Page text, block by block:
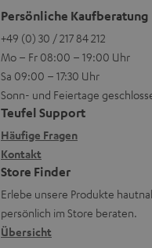
l
a
d
e
n
e
n
z
u
r
G
a
r
a
n
g
e
r
ä
t
e
R
ü
c
k
i
o
-
L
e
x
i
k
o
n
K
o
n
t
a
k
t
d
a
t
Persönliche Kaufberatung
+49 (0) 30 / 217 84 212
Mo – Fr 08:00 – 19:00 Uhr
Sa 09:00 – 17:30 Uhr
Sonn- und Feiertage
Teufel Support
Häufige Fragen
Kontakt
Store Finder
Erlebe unsere Produkte
persönlich im Store beraten.
Übersicht